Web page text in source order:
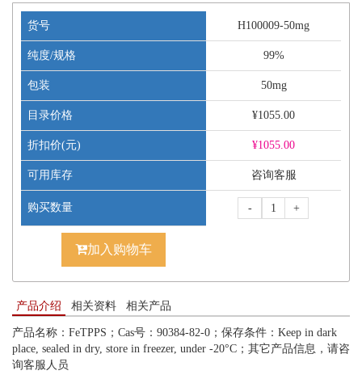
货号 H100009-50mg
纯度/规格 99%
包装 50mg
目录价格 ¥1055.00
折扣价(元) ¥1055.00
可用库存 咨询客服
购买数量 - +
加入购物车
产品介绍 相关资料 相关产品
产品名称：FeTPPS；Cas号：90384-82-0；保存条件：Keep in dark
place, sealed in dry, store in freezer, under -20°C；其它产品信息，请咨
询客服人员